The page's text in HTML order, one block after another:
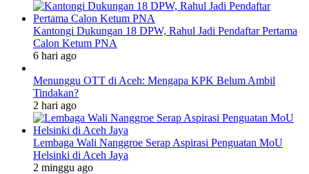
Kantongi Dukungan 18 DPW, Rahul Jadi Pendaftar Pertama
Calon Ketum PNA
6 hari ago
Menunggu OTT di Aceh: Mengapa KPK Belum Ambil
Tindakan?
2 hari ago
Lembaga Wali Nanggroe Serap Aspirasi Penguatan MoU
Helsinki di Aceh Jaya
2 minggu ago